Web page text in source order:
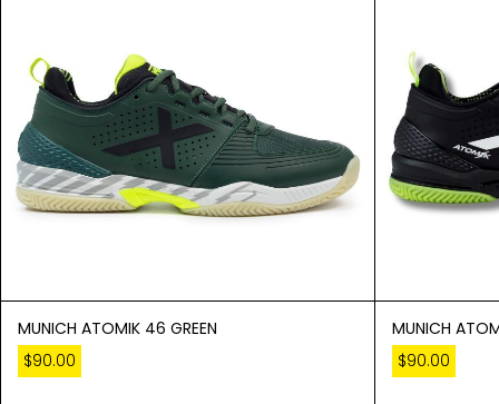
MUNICH ATOMIK 46 GREEN
$90.00
MUNICH
$90.00